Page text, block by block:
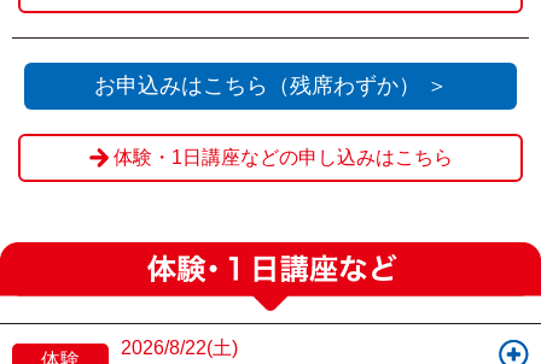
お申込みはこちら（残席わずか） ＞
体験・1日講座などの申し込みはこちら
2026/8/22(土)